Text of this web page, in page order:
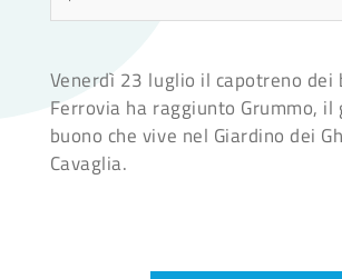
Venerdì 23 luglio il capotreno dei
Ferrovia ha raggiunto Grummo, il
buono che vive nel Giardino dei
Cavaglia.